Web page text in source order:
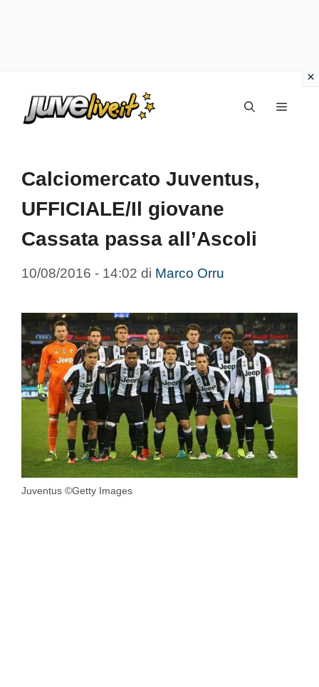
Menu
Calciomercato Juventus,
UFFICIALE/Il giovane
Cassata passa all’Ascoli
10/08/2016 - 14:02 di Marco Orru
Juventus ©Getty Images